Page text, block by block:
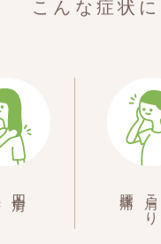
こんな症状に
肩こり